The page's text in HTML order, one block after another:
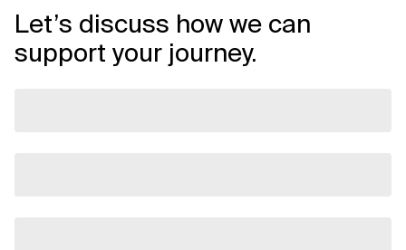
Let’s discuss how we can
support your journey.